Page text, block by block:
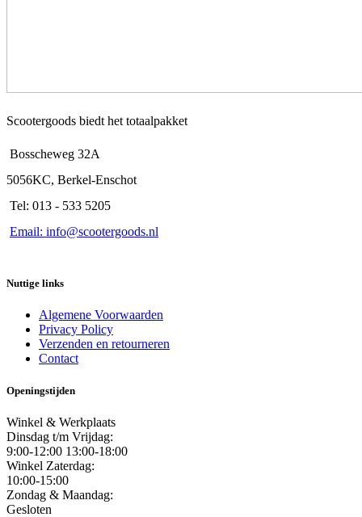
Scootergoods biedt het totaalpakket
Bosscheweg 32A
5056KC, Berkel-Enschot
Tel: 013 - 533 5205
Email: info@scootergoods.nl
Nuttige links
Algemene Voorwaarden
Privacy Policy
Verzenden en retourneren
Contact
Openingstijden
Winkel & Werkplaats
Dinsdag t/m Vrijdag:
9:00-12:00 13:00-18:00
Winkel Zaterdag:
10:00-15:00
Zondag & Maandag:
Gesloten